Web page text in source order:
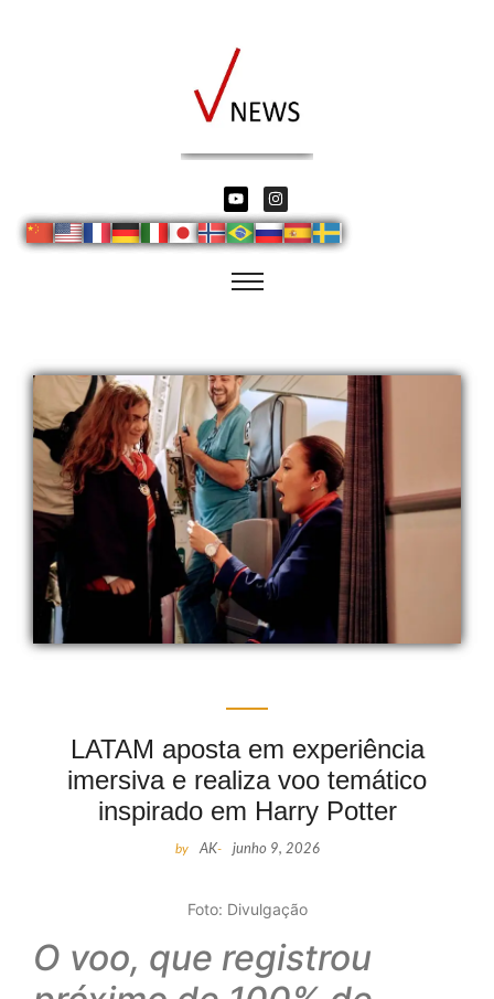
LATAM aposta em experiência
imersiva e realiza voo temático
inspirado em Harry Potter
by AK- junho 9, 2026
Foto: Divulgação
O voo, que registrou